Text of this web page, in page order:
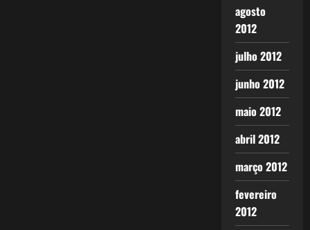
agosto
2012
julho 2012
junho 2012
maio 2012
abril 2012
março 2012
fevereiro
2012